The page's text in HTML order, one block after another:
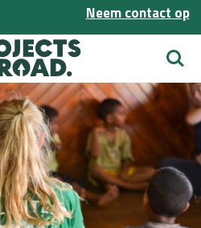
Neem contact op
Zoek